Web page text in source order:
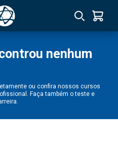
nenhum
ou confira nossos cursos
Faça também o teste e